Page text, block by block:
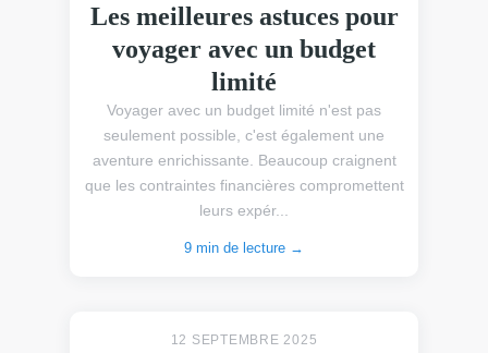
Les meilleures astuces pour
voyager avec un budget
limité
Voyager avec un budget limité n'est pas
seulement possible, c'est également une
aventure enrichissante. Beaucoup craignent
que les contraintes financières compromettent
leurs expér...
9 min de lecture →
12 SEPTEMBRE 2025